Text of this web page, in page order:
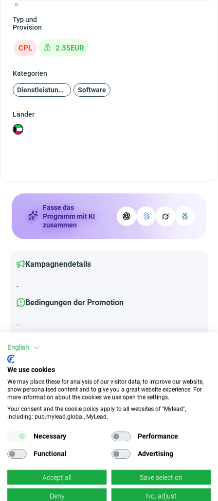
0
Typ und
Provision
CPL 2.35EUR
Kategorien
Dienstleistungen Software
Länder
Fasse das
Programm mit KI
zusammen
Kampagnendetails
-
Bedingungen der Promotion
-
Attribute
||Geräte||
Mobile Geräte
Desktop Tablet
Unerlaubter
k.A.
k.A.
×Nein
English
We use cookies
We may place these for analysis of our visitor data, to improve our website,
show personalised content and to give you a great website experience. For
more information about the cookies we use open the settings.
Your consent and the cookie policy apply to all websites of "Mylead",
including: pub.mylead.global, MyLead.
Necessary Performance
Functional Advertising
Accept all Save selection
Deny No, adjust